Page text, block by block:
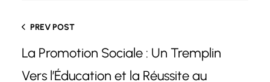
PREV POST
La Promotion Sociale : Un Tremplin
Vers l’Éducation et la Réussite au